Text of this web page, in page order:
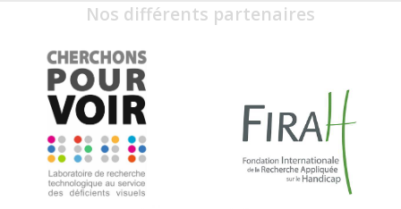
Nos différents partenaires